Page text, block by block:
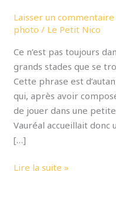
Laisser un commentaire
photo / Le Petit Nico
Ce n’est pas toujours
grands stades que se
Cette phrase est
qui, après avoir
de jouer dans une petite
Vauréal accueillait donc
[…]
Lire la suite »